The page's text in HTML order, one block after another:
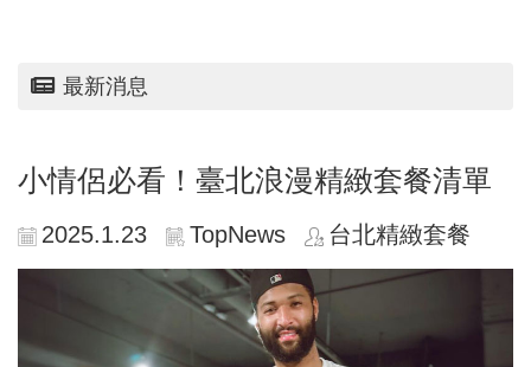
最新消息
小情侶必看！臺北浪漫精緻套餐清單
2025.1.23 TopNews 台北精緻套餐